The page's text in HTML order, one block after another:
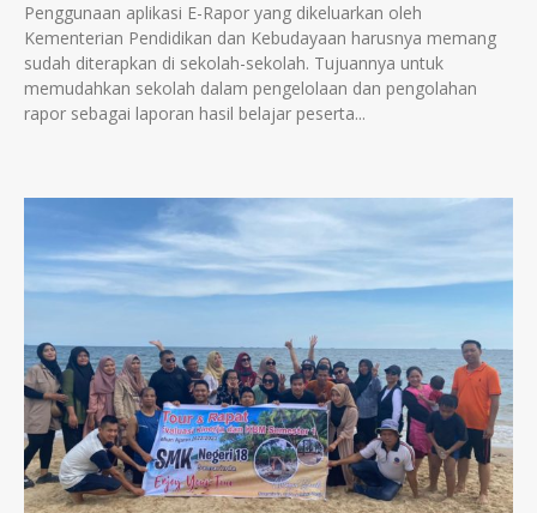
Penggunaan aplikasi E-Rapor yang dikeluarkan oleh
Kementerian Pendidikan dan Kebudayaan harusnya memang
sudah diterapkan di sekolah-sekolah. Tujuannya untuk
memudahkan sekolah dalam pengelolaan dan pengolahan
rapor sebagai laporan hasil belajar peserta...